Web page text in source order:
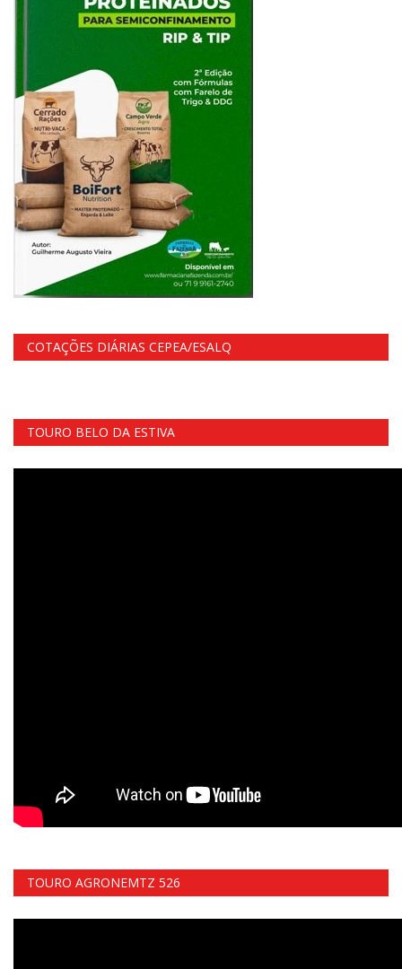
COTAÇÕES DIÁRIAS CEPEA/ESALQ
TOURO BELO DA ESTIVA
TOURO AGRONEMTZ 526